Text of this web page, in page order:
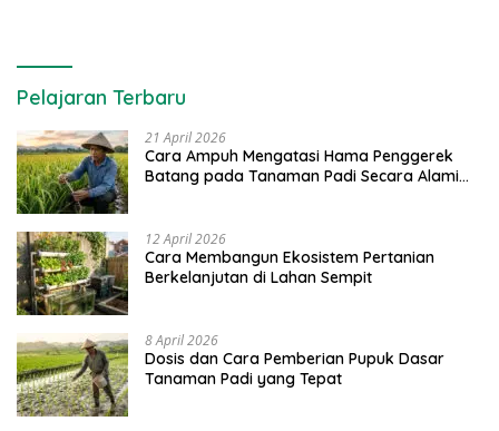
Pelajaran Terbaru
21 April 2026
Cara Ampuh Mengatasi Hama Penggerek
Batang pada Tanaman Padi Secara Alami
12 April 2026
Cara Membangun Ekosistem Pertanian
Berkelanjutan di Lahan Sempit
8 April 2026
Dosis dan Cara Pemberian Pupuk Dasar
Tanaman Padi yang Tepat